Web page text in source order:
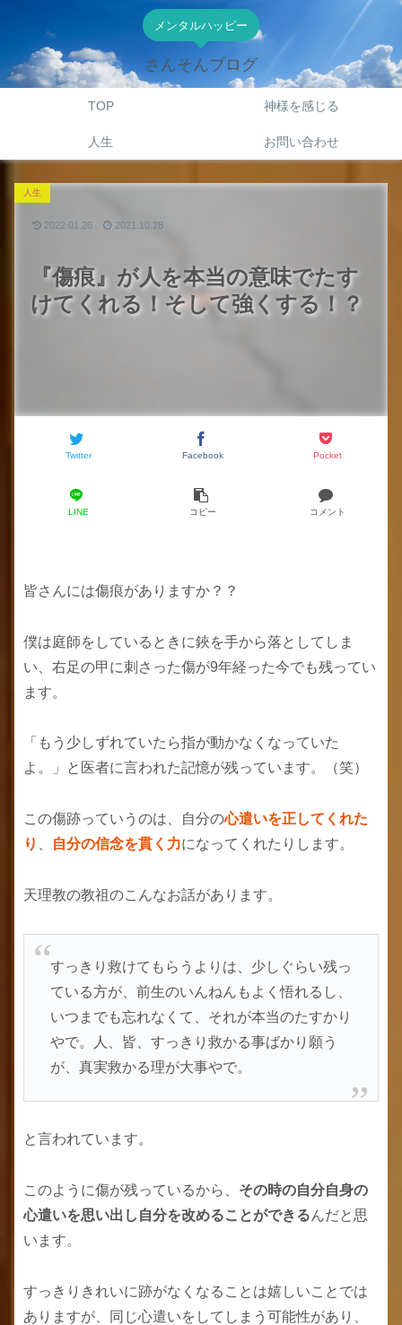
メンタルハッピー
さんそんブログ
TOP 神様を感じる
人生 お問い合わせ
『傷痕』が人を本当の意味でたす
けてくれる！そして強くする！？
人生
Twitter Facebook Pocket
LINE コピー コメント
2022.01.26 2021.10.28
皆さんには傷痕がありますか？？
僕は庭師をしているときに鋏を手から落としてしま
い、右足の甲に刺さった傷が9年経った今でも残ってい
ます。
「もう少しずれていたら指が動かなくなっていた
よ。」と医者に言われた記憶が残っています。（笑）
この傷跡っていうのは、自分の心遣いを正してくれた
り
自分の信念を貫く力になってくれたりします。
天理教の教祖のこんなお話があります。
すっきり救けてもらうよりは、少しぐらい残っ
ている方が、前生のいんねんもよく悟れるし、
いつまでも忘れなくて、それが本当のたすかり
やで。人、皆、すっきり救かる事ばかり願う
が、真実救かる理が大事やで。
と言われています。
このように傷が残っているから、 その時の自分自身の
心遣いを思い出し自分を改めることができるんだと思
います。
すっきりきれいに跡がなくなることは嬉しいことでは
ありますが、同じ心遣いをしてしまう可能性があり、